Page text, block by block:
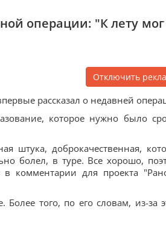
операции: "К лету
Отключить
рассказал о недавней
которое нужно было
штука, доброкачественная,
болел, в туре. Все хорошо,
комментарии для проекта
того, по его словам, из-за